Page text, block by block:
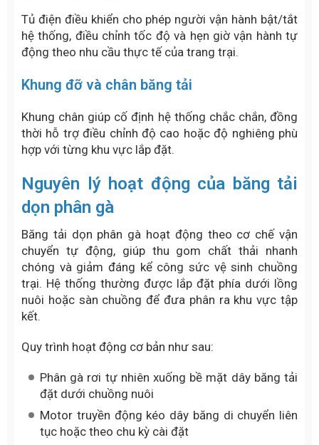
Tủ điện điều khiển cho phép người vận hành bật/tắt
hệ thống, điều chỉnh tốc độ và hẹn giờ vận hành tự
động theo nhu cầu thực tế của trang trại.
Khung đỡ và chân băng tải
Khung chân giúp cố định hệ thống chắc chắn, đồng
thời hỗ trợ điều chỉnh độ cao hoặc độ nghiêng phù
hợp với từng khu vực lắp đặt.
Nguyên lý hoạt động của băng tải
dọn phân gà
Băng tải dọn phân gà hoạt động theo cơ chế vận
chuyển tự động, giúp thu gom chất thải nhanh
chóng và giảm đáng kể công sức vệ sinh chuồng
trại. Hệ thống thường được lắp đặt phía dưới lồng
nuôi hoặc sàn chuồng để đưa phân ra khu vực tập
kết.
Quy trình hoạt động cơ bản như sau:
Phân gà rơi tự nhiên xuống bề mặt dây băng tải
đặt dưới chuồng nuôi
Motor truyền động kéo dây băng di chuyển liên
tục hoặc theo chu kỳ cài đặt